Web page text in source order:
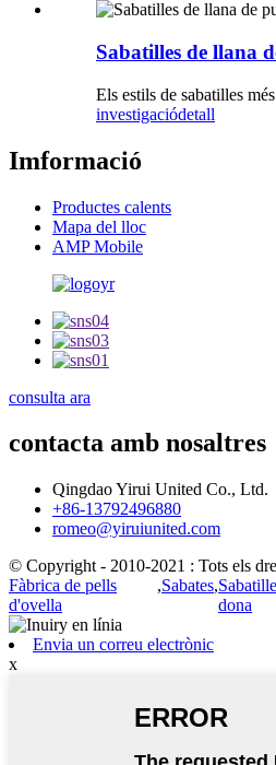
Sabatilles de llana
Els estils de sabatilles
investigaciódetall
Imformació
Productes calents
Mapa del lloc
AMP Mobile
consulta ara
contacta amb nosaltres
Qingdao Yirui United Co., Ltd.
+86-13792496880
romeo@yiruiunited.com
© Copyright - 2010-2021 : Tots els
Fàbrica de pells
d'ovella
,Sabates,
dona
Envia un correu electrònic
x